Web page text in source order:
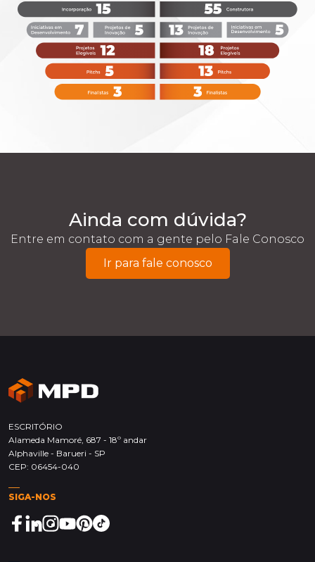
Ainda com dúvida?
Entre em contato com a gente pelo Fale Conosco
Ir para fale conosco
ESCRITÓRIO
Alameda Mamoré, 687 - 18º andar
Alphaville - Barueri - SP
CEP: 06454-040
SIGA-NOS